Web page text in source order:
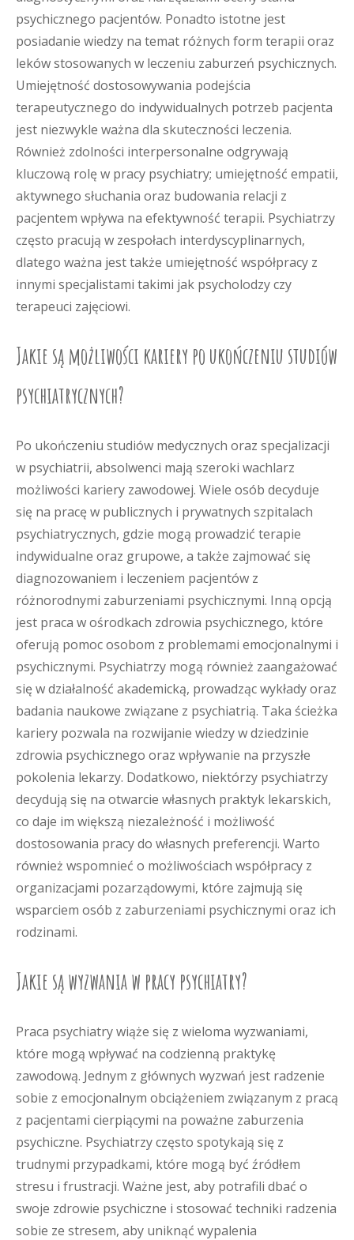
psychicznego pacjentów. Ponadto istotne jest
posiadanie wiedzy na temat różnych form terapii oraz
leków stosowanych w leczeniu zaburzeń psychicznych.
Umiejętność dostosowywania podejścia
terapeutycznego do indywidualnych potrzeb pacjenta
jest niezwykle ważna dla skuteczności leczenia.
Również zdolności interpersonalne odgrywają
kluczową rolę w pracy psychiatry; umiejętność empatii,
aktywnego słuchania oraz budowania relacji z
pacjentem wpływa na efektywność terapii. Psychiatrzy
często pracują w zespołach interdyscyplinarnych,
dlatego ważna jest także umiejętność współpracy z
innymi specjalistami takimi jak psycholodzy czy
terapeuci zajęciowi.
Jakie są możliwości kariery po ukończeniu studiów
psychiatrycznych?
Po ukończeniu studiów medycznych oraz specjalizacji
w psychiatrii, absolwenci mają szeroki wachlarz
możliwości kariery zawodowej. Wiele osób decyduje
się na pracę w publicznych i prywatnych szpitalach
psychiatrycznych, gdzie mogą prowadzić terapie
indywidualne oraz grupowe, a także zajmować się
diagnozowaniem i leczeniem pacjentów z
różnorodnymi zaburzeniami psychicznymi. Inną opcją
jest praca w ośrodkach zdrowia psychicznego, które
oferują pomoc osobom z problemami emocjonalnymi i
psychicznymi. Psychiatrzy mogą również zaangażować
się w działalność akademicką, prowadząc wykłady oraz
badania naukowe związane z psychiatrią. Taka ścieżka
kariery pozwala na rozwijanie wiedzy w dziedzinie
zdrowia psychicznego oraz wpływanie na przyszłe
pokolenia lekarzy. Dodatkowo, niektórzy psychiatrzy
decydują się na otwarcie własnych praktyk lekarskich,
co daje im większą niezależność i możliwość
dostosowania pracy do własnych preferencji. Warto
również wspomnieć o możliwościach współpracy z
organizacjami pozarządowymi, które zajmują się
wsparciem osób z zaburzeniami psychicznymi oraz ich
rodzinami.
Jakie są wyzwania w pracy psychiatry?
Praca psychiatry wiąże się z wieloma wyzwaniami,
które mogą wpływać na codzienną praktykę
zawodową. Jednym z głównych wyzwań jest radzenie
sobie z emocjonalnym obciążeniem związanym z pracą
z pacjentami cierpiącymi na poważne zaburzenia
psychiczne. Psychiatrzy często spotykają się z
trudnymi przypadkami, które mogą być źródłem
stresu i frustracji. Ważne jest, aby potrafili dbać o
swoje zdrowie psychiczne i stosować techniki radzenia
sobie ze stresem, aby uniknąć wypalenia